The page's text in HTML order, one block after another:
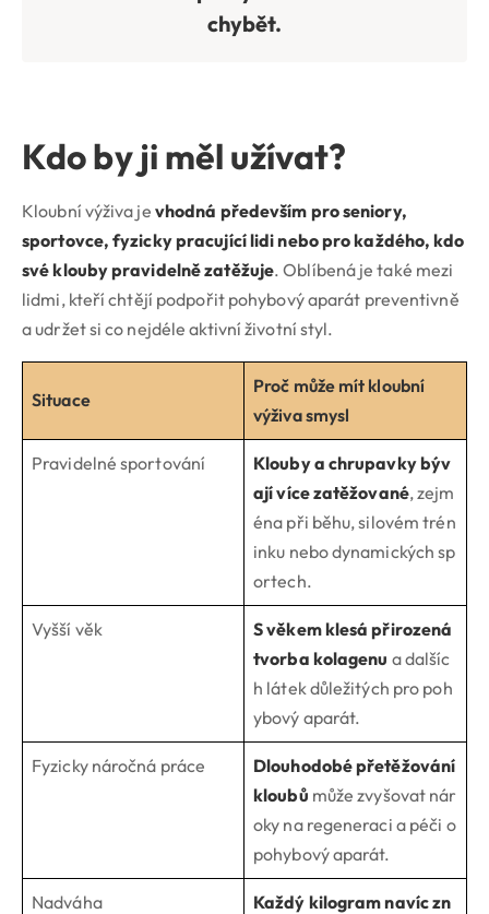
chybět.
Kdo by ji měl užívat?
Kloubní výživa je vhodná především pro seniory,
sportovce, fyzicky pracující lidi nebo pro každého, kdo
své klouby pravidelně zatěžuje. Oblíbená je také mezi
lidmi, kteří chtějí podpořit pohybový aparát preventivně
a udržet si co nejdéle aktivní životní styl.
Situace
Proč může mít kloubní
výživa smysl
Pravidelné sportování
Klouby a chrupavky býv
ají více zatěžované, zejm
éna při běhu, silovém trén
inku nebo dynamických sp
ortech.
Vyšší věk
S věkem klesá přirozená
tvorba kolagenu a dalšíc
h látek důležitých pro poh
ybový aparát.
Fyzicky náročná práce
Dlouhodobé přetěžování
kloubů může zvyšovat nár
oky na regeneraci a péči o
pohybový aparát.
Nadváha
Každý kilogram navíc zn